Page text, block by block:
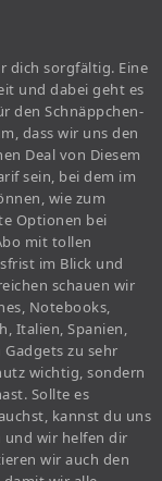
dich sorgfältig. Eine
und dabei geht es
den Schnäppchen-
dass wir uns den
Deal von Diesem
sein, bei dem im
wie zum
Optionen bei
mit tollen
im Blick und
schauen wir
Notebooks,
Italien, Spanien,
zu sehr
wichtig, sondern
Sollte es
kannst du uns
wir helfen dir
wir auch den